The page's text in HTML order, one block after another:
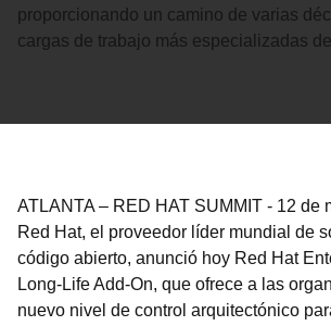
proporcionando un camino de varias
cargas de trabajo más especializadas
ATLANTA – RED HAT SUMMIT - 12 de
Red Hat, el proveedor líder mundial de
código abierto, anunció hoy Red Hat
Long-Life Add-On, que ofrece a las
nuevo nivel de control arquitectónico